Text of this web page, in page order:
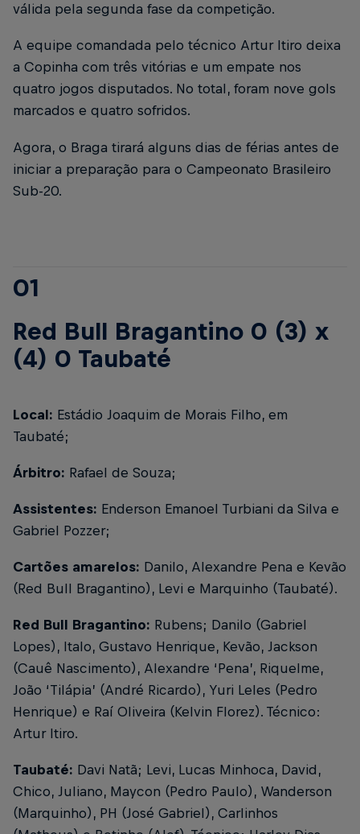
válida pela segunda fase da competição.
A equipe comandada pelo técnico Artur Itiro deixa
a Copinha com três vitórias e um empate nos
quatro jogos disputados. No total, foram nove gols
marcados e quatro sofridos.
Agora, o Braga tirará alguns dias de férias antes de
iniciar a preparação para o Campeonato Brasileiro
Sub-20.
01
Red Bull Bragantino 0 (3) x
(4) 0 Taubaté
Local: Estádio Joaquim de Morais Filho, em
Taubaté;
Árbitro: Rafael de Souza;
Assistentes: Enderson Emanoel Turbiani da Silva e
Gabriel Pozzer;
Cartões amarelos: Danilo, Alexandre Pena e Kevão
(Red Bull Bragantino), Levi e Marquinho (Taubaté).
Red Bull Bragantino: Rubens; Danilo (Gabriel
Lopes), Italo, Gustavo Henrique, Kevão, Jackson
(Cauê Nascimento), Alexandre ‘Pena’, Riquelme,
João ‘Tilápia’ (André Ricardo), Yuri Leles (Pedro
Henrique) e Raí Oliveira (Kelvin Florez). Técnico:
Artur Itiro.
Taubaté: Davi Natã; Levi, Lucas Minhoca, David,
Chico, Juliano, Maycon (Pedro Paulo), Wanderson
(Marquinho), PH (José Gabriel), Carlinhos